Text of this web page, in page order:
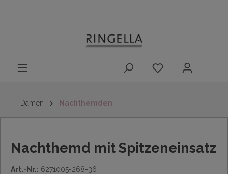
Damen Nachthemden
Nachthemd mit Spitzeneinsatz
Art.-Nr.: 6271005-268-36